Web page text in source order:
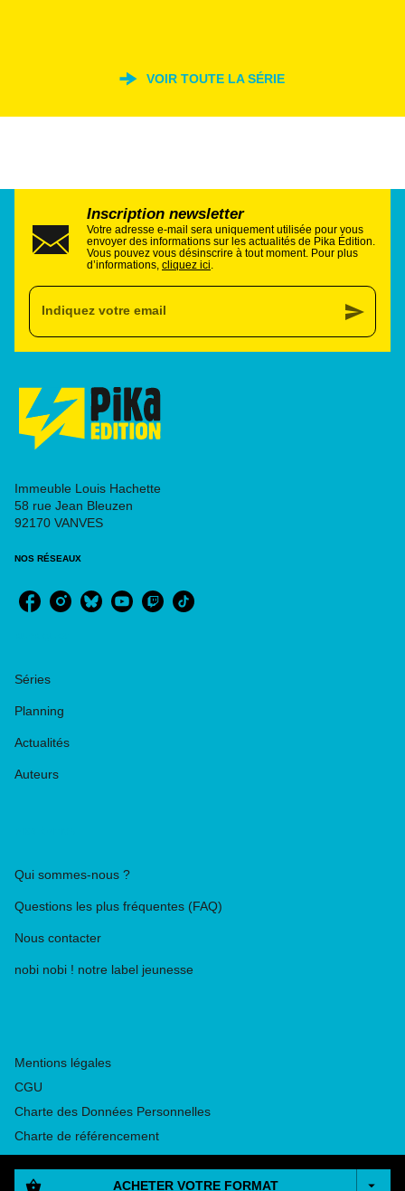
shopping_basket ACHETER VOTRE FORMAT arrow_drop_down
VOIR TOUTE LA SÉRIE
Inscription newsletter
Votre adresse e-mail sera uniquement utilisée pour vous
envoyer des informations sur les actualités de Pika Édition.
Vous pouvez vous désinscrire à tout moment. Pour plus
d’informations, cliquez ici.
Indiquez votre email send
Immeuble Louis Hachette
58 rue Jean Bleuzen
92170 VANVES
NOS RÉSEAUX
Séries
Planning
Actualités
Auteurs
Qui sommes-nous ?
Questions les plus fréquentes (FAQ)
Nous contacter
nobi nobi ! notre label jeunesse
Mentions légales
CGU
Charte des Données Personnelles
Charte de référencement